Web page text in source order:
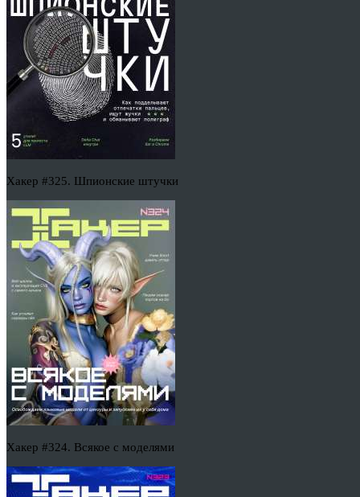
Хакер #325. Шпионские штучки
Хакер #324. Всякое с моделями